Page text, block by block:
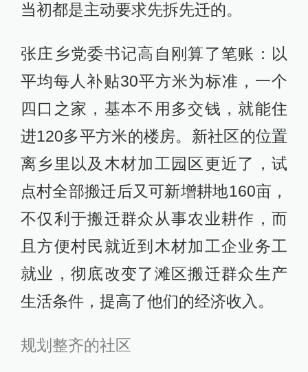
当初都是主动要求先拆先迁的。
张庄乡党委书记高自刚算了笔账：以
平均每人补贴30平方米为标准，一个
四口之家，基本不用多交钱，就能住
进120多平方米的楼房。新社区的位置
离乡里以及木材加工园区更近了，试
点村全部搬迁后又可新增耕地160亩，
不仅利于搬迁群众从事农业耕作，而
且方便村民就近到木材加工企业务工
就业，彻底改变了滩区搬迁群众生产
生活条件，提高了他们的经济收入。
规划整齐的社区